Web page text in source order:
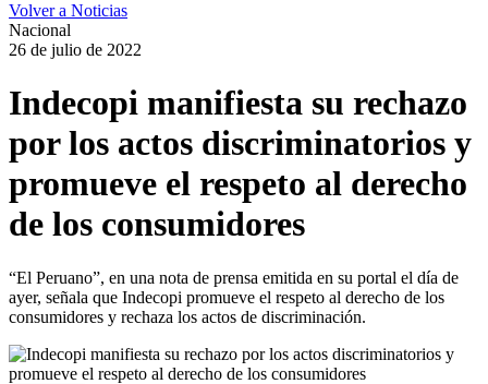
Volver a Noticias
Nacional
26 de julio de 2022
Indecopi manifiesta su rechazo
por los actos discriminatorios y
promueve el respeto al derecho
de los consumidores
“El Peruano”, en una nota de prensa emitida en su portal el día de
ayer, señala que Indecopi promueve el respeto al derecho de los
consumidores y rechaza los actos de discriminación.